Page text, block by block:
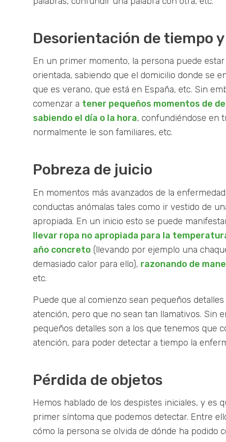
Desorientación de tiempo
En un primer momento, la persona puede
orientada, sabiendo que el domicilio donde se
que es verano, que está en España, etc. Sin
comenzar a tener pequeños momentos de
sabiendo el día o la hora, confundiéndose en
normalmente le son familiares, etc.
Pobreza de juicio
En momentos más avanzados de la
conductas anómalas tales como ir vestido de
apropiada. En un inicio esto se puede
llevar ropa no apropiada para la
año concreto (llevando por ejemplo una
demasiado calor para ello), razonando de
etc.
Puede que al comienzo sean pequeños
atención, pero que no sean tan llamativos. Sin
pequeños detalles son a los que tenemos que
atención, para poder detectar a tiempo la
Pérdida de objetos
Hemos hablado de los despistes iniciales, y es
primer síntoma que podemos detectar. Entre
cómo la persona se olvida de dónde ha podido